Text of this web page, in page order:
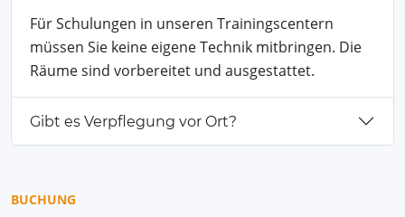
Für Schulungen in unseren Trainingscentern
müssen Sie keine eigene Technik mitbringen. Die
Räume sind vorbereitet und ausgestattet.
Gibt es Verpflegung vor Ort?
BUCHUNG